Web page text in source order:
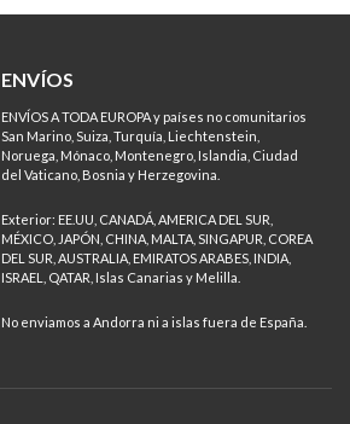
ENVÍOS
ENVÍOS A TODA EUROPA y países no comunitarios
San Marino, Suiza, Turquía, Liechtenstein,
Noruega, Mónaco, Montenegro, Islandia, Ciudad
del Vaticano, Bosnia y Herzegovina.
Exterior: EE.UU, CANADÁ, AMERICA DEL SUR,
MÉXICO, JAPÓN, CHINA, MALTA, SINGAPUR, COREA
DEL SUR, AUSTRALIA, EMIRATOS ARABES, INDIA,
ISRAEL, QATAR, Islas Canarias y Melilla.
No enviamos a Andorra ni a islas fuera de España.